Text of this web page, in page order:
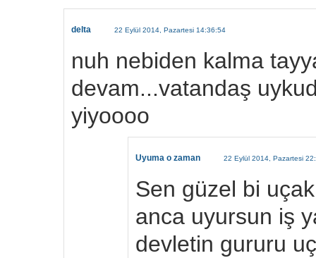
delta 22 Eylül 2014, Pazartesi 14:36:54
nuh nebiden kalma
devam...vatandaş
yiyoooo
Uyuma o zaman 22 Eylül 2014, Pazartesi
Sen güzel bi
anca uyursun iş
devletin gururu